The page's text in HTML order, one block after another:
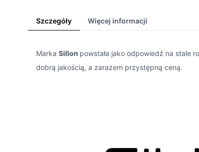
Szczegóły Więcej informacji
Marka Sillon powstała jako odpowiedź na stale
dobrą jakością, a zarazem przystępną ceną.